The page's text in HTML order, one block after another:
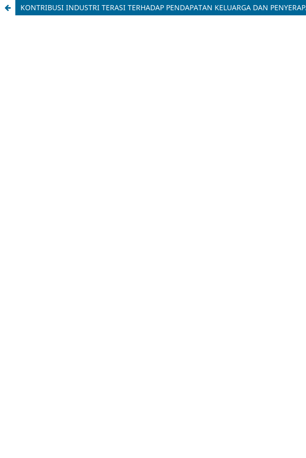
KONTRIBUSI INDUSTRI TERASI TERHADAP PENDAPATAN KELUARGA DAN